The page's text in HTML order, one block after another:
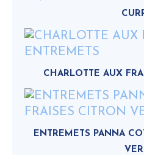
CHARLOTTE AUX
ENTREMETS PANNA